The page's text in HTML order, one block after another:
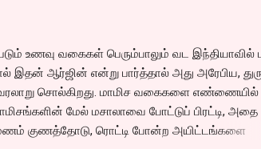
உணவு வகைகள் பெரும்பாலும் வட இந்தியாவில்
இதன் ஆர்ஜின் என்று பார்த்தால் அது அரேபிய,
சொல்கிறது. மாமிச வகைகளை எண்ணையில்
மேல் மசாலாவை போட்டுப் பிரட்டி, அதை
மணம் குணத்தோடு, ரொட்டி போன்ற அயிட்டங்களை